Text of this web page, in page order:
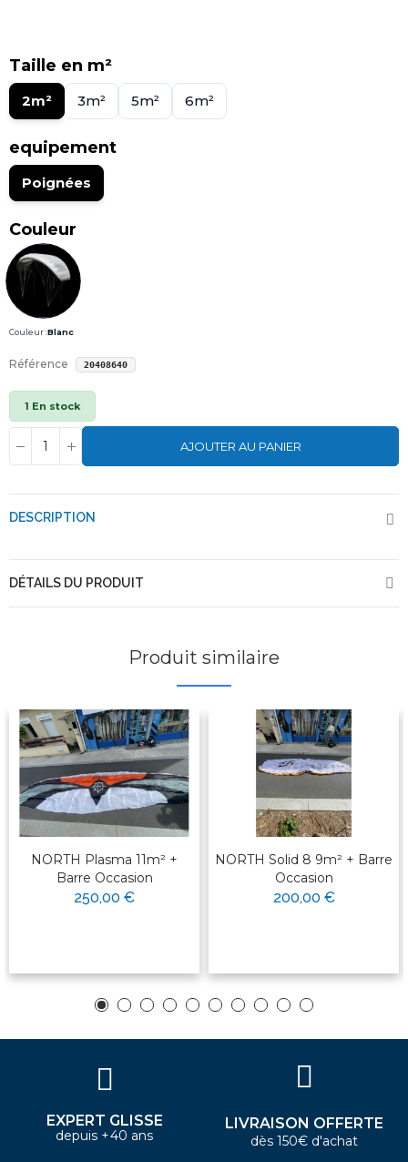
Taille en m²
2m² 3m² 5m² 6m²
equipement
Poignées
Couleur
Couleur :Blanc
Référence 20408640
1 En stock
AJOUTER AU PANIER
DESCRIPTION
DÉTAILS DU PRODUIT
Produit similaire
NORTH Plasma 11m² +
Barre Occasion
250,00 €
NORTH Solid 8 9m² + Barre
Occasion
200,00 €
EXPERT GLISSE
depuis +40 ans
LIVRAISON OFFERTE
dès 150€ d'achat